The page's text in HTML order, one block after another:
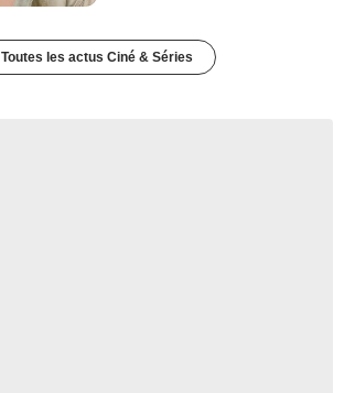
Toutes les actus Ciné & Séries